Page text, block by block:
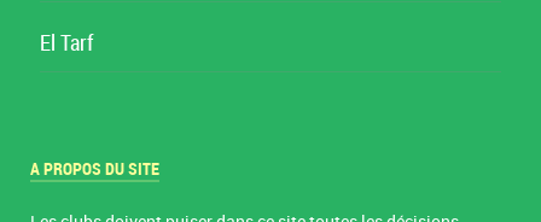
El Tarf
A PROPOS DU SITE